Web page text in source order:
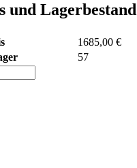
und Lagerbestand
1685,00 €
57